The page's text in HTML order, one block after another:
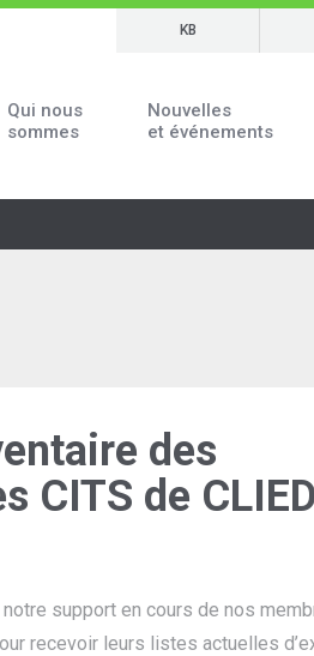
Qui nous
sommes
Nouvelles
et événements
KB
des
CITS de
notre support en cours de nos
recevoir leurs listes actuelles